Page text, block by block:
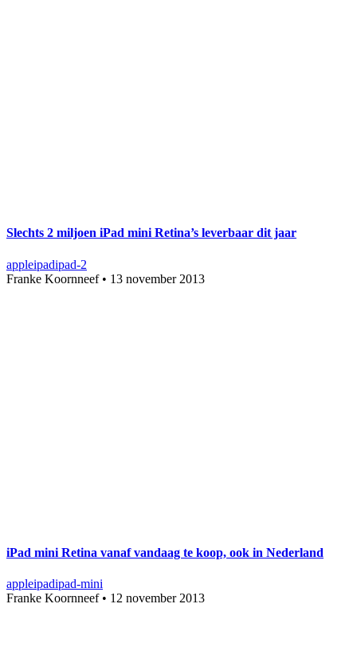
Slechts 2 miljoen iPad mini Retina’s leverbaar dit jaar
appleipadipad-2
Franke Koornneef• 13 november 2013
iPad mini Retina vanaf vandaag te koop, ook in Nederland
appleipadipad-mini
Franke Koornneef• 12 november 2013